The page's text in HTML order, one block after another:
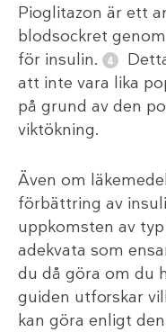
Pioglitazon är ett
blodsockret
för insulin.
att inte vara lika
på grund av den
viktökning.
Även om
förbättring av
uppkomsten av
adekvata som
du då göra om du
guiden utforskar
kan göra enligt